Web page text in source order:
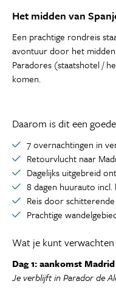
Het midden van
Een prachtige rondreis
avontuur door het midden
Paradores (staatshotel /
komen.
Daarom is dit een
7 overnachtingen in
Retourvlucht naar
Dagelijks uitgebreid
8 dagen huurauto
Reis door
Prachtige
Wat je kunt
Dag 1: aankomst
Je verblijft in Parador de